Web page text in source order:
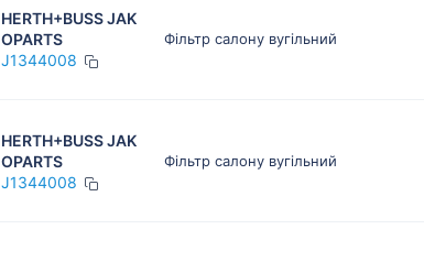
HERTH+BUSS JAK
OPARTS
J1344008
Фільтр салону вугільний
HERTH+BUSS JAK
OPARTS
J1344008
Фільтр салону вугільний